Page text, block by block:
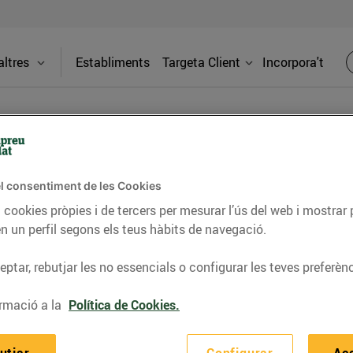
Establiments Targeta Client Incorpora't
dels supermercats Bonpreu i Esclat a través de la
nova web de comerç
consentiment de les Cookies
pròpies i de tercers per mesurar l’ús del web i
un perfil segons els teus hàbits de navegació.
rebutjar les no essencials o configurar les teves
a la Política de Cookies.